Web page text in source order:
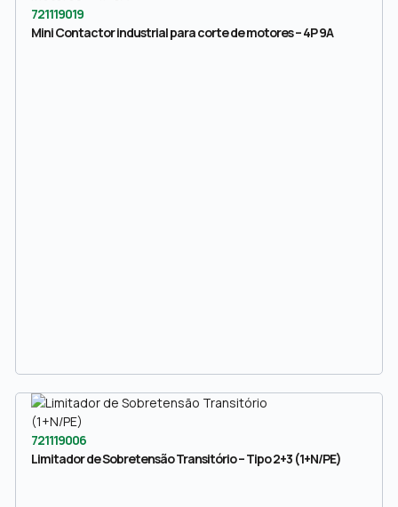
721119019
Mini Contactor industrial para corte de motores – 4P 9A
721119006
Limitador de Sobretensão Transitório – Tipo 2+3 (1+N/PE)